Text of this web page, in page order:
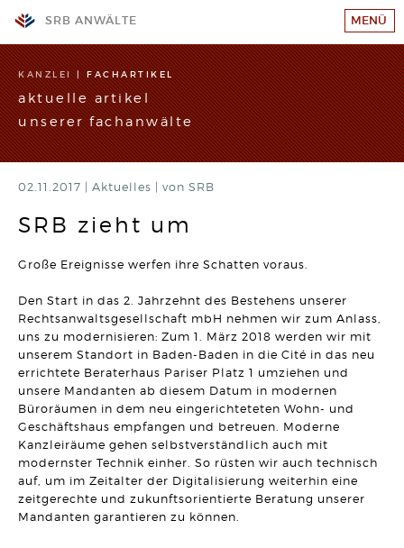
KANZLEI|FACHARTIKEL
aktuelle artikel
unserer fachanwälte
WIR SUCHEN VERSTÄRKUNG!
Wahrheitswidriger Vortrag vor Gericht kann den
BAURECHT
Jahre für Mängel
Artikel vom 12.05.2026 | David Hellmanzik
UNTERNEHMENSRECHT
Neue Klarheit zur Wirksamkeit von sogenannten freien
Hinauskündigungsklauseln bei
Management-/Geschäftsführerbeteiligungen
Artikel vom 29.04.2026 | Hanno Stangier
AKTUELLES
Herzlichen Glückwunsch zur Verleihung des
02.11.2017 | Aktuelles von SRB
SRB zieht um
Große Ereignisse werfen ihre Schatten voraus.
Den Start in das 2. Jahrzehnt des Bestehens unserer
Rechtsanwaltsgesellschaft mbH nehmen wir zum Anlass,
uns zu modernisieren: Zum 1. März 2018 werden wir mit
unserem Standort in Baden-Baden in die Cité in das neu
errichtete Beraterhaus Pariser Platz 1 umziehen und
unsere Mandanten ab diesem Datum in modernen
Büroräumen in dem neu eingerichteteten Wohn- und
Geschäftshaus empfangen und betreuen. Moderne
Kanzleiräume gehen selbstverständlich auch mit
modernster Technik einher. So rüsten wir auch technisch
auf, um im Zeitalter der Digitalisierung weiterhin eine
zeitgerechte und zukunftsorientierte Beratung unserer
Mandanten garantieren zu können.
MENÜ
SRB ANWÄLTE
KANZLEI
TEAM
GESCHÄFTSFELDER
STANDORTE
IMPRESSUM/DATENSCHUTZ
SITEMAP